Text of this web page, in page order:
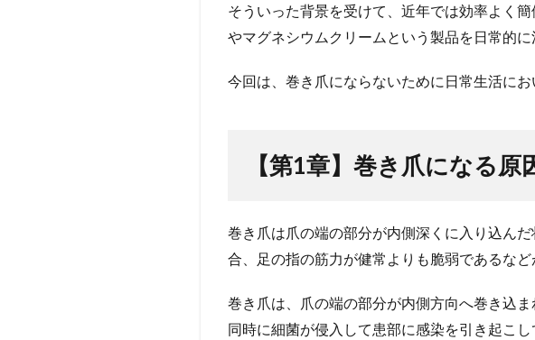
シウ
ム製
取り
入れ
わり
に）】
用
文
そういった背景を受けて、近年では効率よく
やマグネシウムクリームという製品を日常的
今回は、巻き爪にならないために日常生活に
【第1章】巻き爪になる原
巻き爪は爪の端の部分が内側深くに入り込ん
合、足の指の筋力が健常よりも脆弱であるなど
巻き爪は、爪の端の部分が内側方向へ巻き込
同時に細菌が侵入して患部に感染を引き起こ